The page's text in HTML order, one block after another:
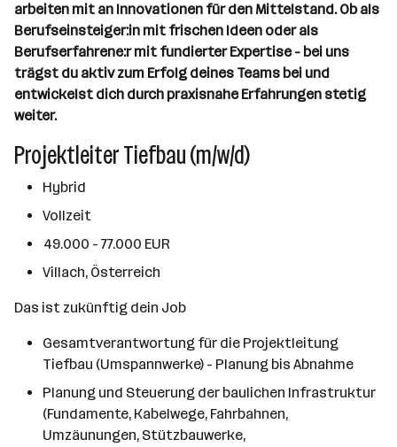
arbeiten mit an Innovationen für den Mittelstand. Ob als
Berufseinsteiger:in mit frischen Ideen oder als
Berufserfahrene:r mit fundierter Expertise - bei uns
trägst du aktiv zum Erfolg deines Teams bei und
entwickelst dich durch praxisnahe Erfahrungen stetig
weiter.
Projektleiter Tiefbau (m/w/d)
Hybrid
Vollzeit
49.000 - 77.000 EUR
Villach, Österreich
Das ist zukünftig dein Job
Gesamtverantwortung für die Projektleitung
Tiefbau (Umspannwerke) - Planung bis Abnahme
Planung und Steuerung der baulichen Infrastruktur
(Fundamente, Kabelwege, Fahrbahnen,
Umzäunungen, Stützbauwerke,